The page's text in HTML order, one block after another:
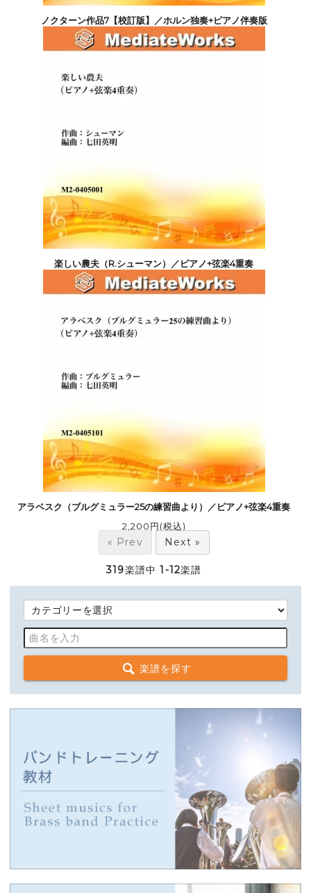
ノクターン作品7【校訂版】／ホルン独奏+ピアノ伴奏版
2,200円(税込)
楽しい農夫（R.シューマン）／ピアノ+弦楽4重奏
2,200円(税込)
アラベスク（ブルグミュラー25の練習曲より）／ピアノ+弦楽4重奏
2,200円(税込)
« Prev Next »
319楽譜中 1-12楽譜
楽譜を探す